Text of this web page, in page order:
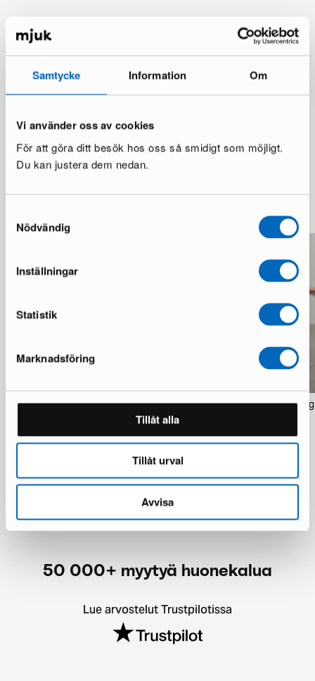
Samtycke Information Om
Vi använder oss av cookies
För att göra ditt besök hos oss så smidigt som möjligt.
Du kan justera dem nedan.
Nödvändig
Inställningar
Statistik
Marknadsföring
Tillåt alla
Tillåt urval
Avvisa
Lisää samalta brändiltä
Normann Copenhagen Grant L111
465 € 789 €
Normann Copenhagen Vig
354 € 673 €
50 000+ myytyä huonekalua
Lue arvostelut Trustpilotissa